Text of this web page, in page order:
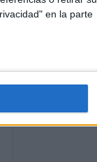
en la parte